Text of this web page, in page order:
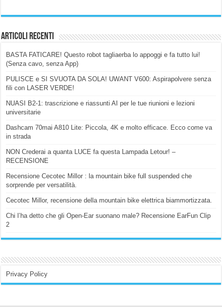
Articoli Recenti
BASTA FATICARE! Questo robot tagliaerba lo appoggi e fa tutto lui!
(Senza cavo, senza App)
PULISCE e SI SVUOTA DA SOLA! UWANT V600: Aspirapolvere senza
fili con LASER VERDE!
NUASI B2-1: trascrizione e riassunti AI per le tue riunioni e lezioni
universitarie
Dashcam 70mai A810 Lite: Piccola, 4K e molto efficace. Ecco come va
in strada
NON Crederai a quanta LUCE fa questa Lampada Letour! –
RECENSIONE
Recensione Cecotec Millor : la mountain bike full suspended che
sorprende per versatilità.
Cecotec Millor, recensione della mountain bike elettrica biammortizzata.
Chi l’ha detto che gli Open-Ear suonano male? Recensione EarFun Clip
2
Privacy Policy